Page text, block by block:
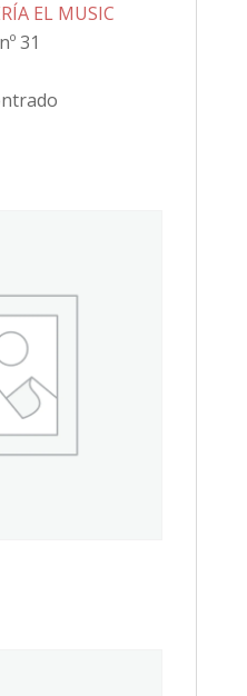
EL MUSIC
31